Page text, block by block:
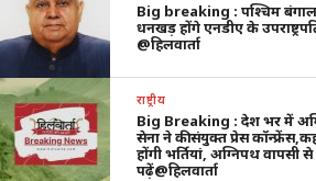
Big breaking : पश्चिम
धनखड़ होंगे एनडीए के
@हिलवार्ता
राष्ट्रीय
Big Breaking : देश भर में
सेना ने की संयुक्त प्रेस
होंगी भर्तियां, अग्निपथ
पढ़ें@हिलवार्ता